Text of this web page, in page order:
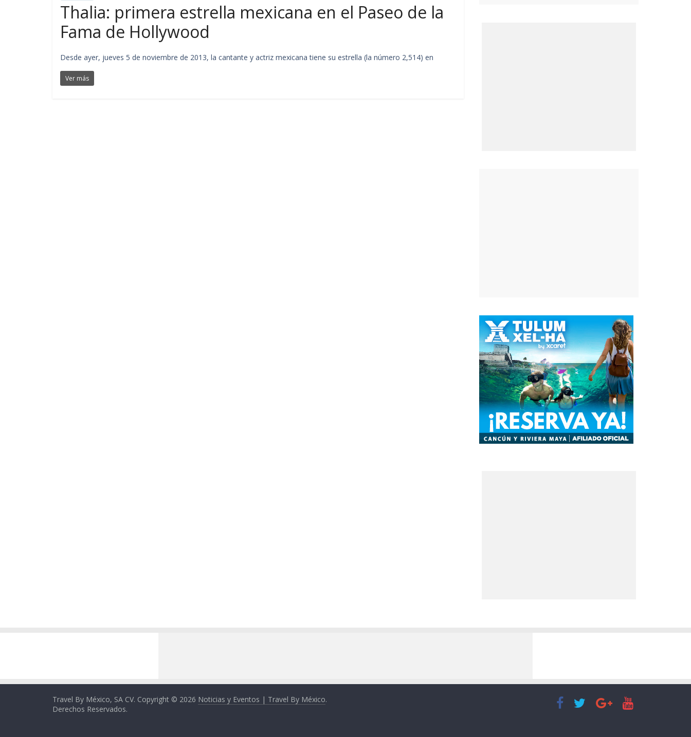
Thalia: primera estrella mexicana en el Paseo de la
Fama de Hollywood
Desde ayer, jueves 5 de noviembre de 2013, la cantante y actriz mexicana tiene su estrella (la número 2,514) en
Ver más
Travel By México, SA CV. Copyright © 2026 Noticias y Eventos | Travel By México.
Derechos Reservados.